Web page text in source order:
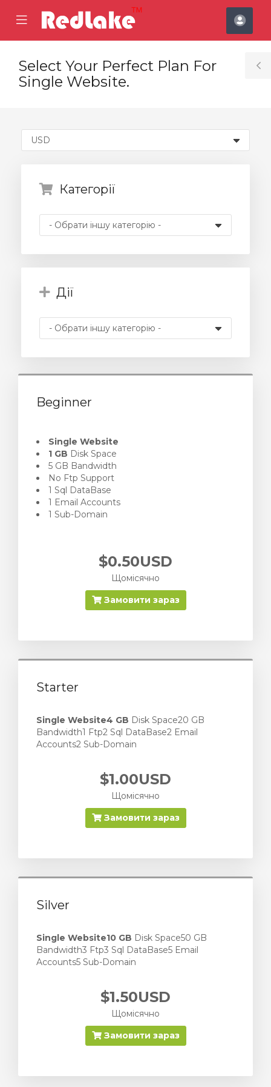
Mobile
Menu
Select Your Perfect Plan For
Single Website.
Категорії
Дії
Beginner
Single Website
1 GB Disk Space
5 GB Bandwidth
No Ftp Support
1 Sql DataBase
1 Email Accounts
1 Sub-Domain
$0.50USD
Щомісячно
Замовити зараз
Starter
Single Website4 GB Disk Space20 GB
Bandwidth1 Ftp2 Sql DataBase2 Email
Accounts2 Sub-Domain
$1.00USD
Щомісячно
Замовити зараз
Silver
Single Website10 GB Disk Space50 GB
Bandwidth3 Ftp3 Sql DataBase5 Email
Accounts5 Sub-Domain
$1.50USD
Щомісячно
Замовити зараз